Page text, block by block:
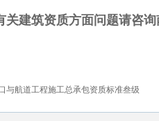
关建筑资质方面问题请咨
与航道工程施工总承包资质标准叁级